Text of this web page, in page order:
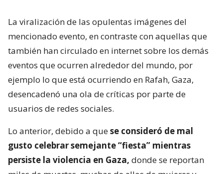
La viralización de las opulentas imágenes del
mencionado evento, en contraste con aquellas que
también han circulado en internet sobre los demás
eventos que ocurren alrededor del mundo, por
ejemplo lo que está ocurriendo en Rafah, Gaza,
desencadenó una ola de críticas por parte de
usuarios de redes sociales.
Lo anterior, debido a quese consideró de mal
gusto celebrar semejante “fiesta” mientras
persiste la violencia en Gaza, donde se reportan